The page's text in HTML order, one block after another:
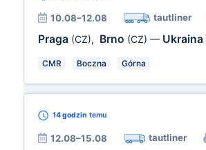
10.08–12.08 tautliner
Praga (CZ), Brno (CZ) — Ukraina
CMR Boczna Górna
14 godzin temu
12.08–15.08 tautliner